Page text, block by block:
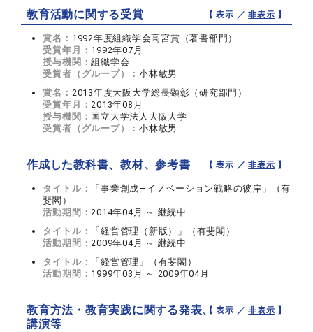
教育活動に関する受賞 【 表示 ／非表示 】
賞名： 1992年度組織学会高宮賞（著書部門）
受賞年月： 1992年07月
授与機関：組織学会
受賞者（グループ）：小林敏男
賞名： 2013年度大阪大学総長顕彰（研究部門）
受賞年月： 2013年08月
授与機関： 国立大学法人大阪大学
受賞者（グループ）：小林敏男
作成した教科書、教材、参考書 【 表示 ／非表示 】
タイトル：
「事業創成―イノベーション戦略の彼岸」（有
斐閣）
活動期間： 2014年04月 ～ 継続中
タイトル：
「経営管理（新版）」（有斐閣）
活動期間： 2009年04月 ～ 継続中
タイトル：
「経営管理」（有斐閣）
活動期間： 1999年03月 ～ 2009年04月
教育方法・教育実践に関する発表、
講演等
【 表示 ／非表示 】